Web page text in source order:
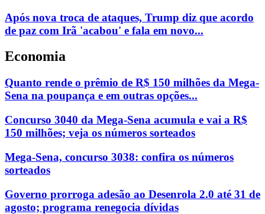
Após nova troca de ataques, Trump diz que acordo
de paz com Irã 'acabou' e fala em novo...
Economia
Quanto rende o prêmio de R$ 150 milhões da Mega-
Sena na poupança e em outras opções...
Concurso 3040 da Mega-Sena acumula e vai a R$
150 milhões; veja os números sorteados
Mega-Sena, concurso 3038: confira os números
sorteados
Governo prorroga adesão ao Desenrola 2.0 até 31 de
agosto; programa renegocia dívidas